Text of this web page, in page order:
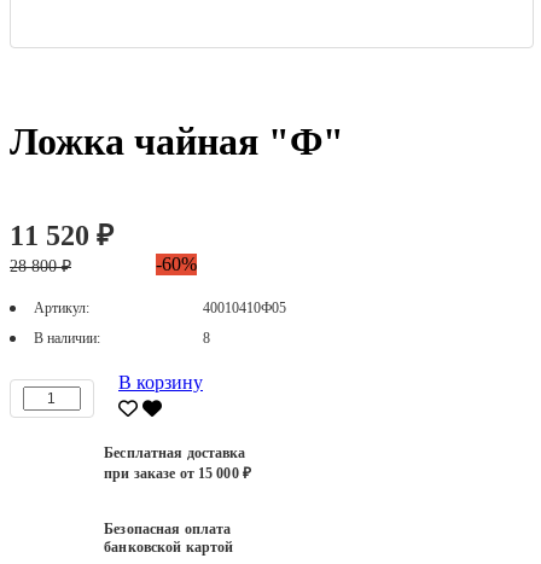
Ложка чайная "Ф"
11 520 ₽
28 800 ₽ -60%
Артикул:
40010410Ф05
В наличии:
8
В корзину
Бесплатная доставка
при заказе от 15 000 ₽
Безопасная оплата
банковской картой